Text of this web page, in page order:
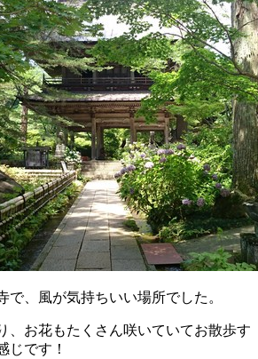
で、風が気持ちいい場所でした。
、お花もたくさん咲いていてお散歩す
じです！